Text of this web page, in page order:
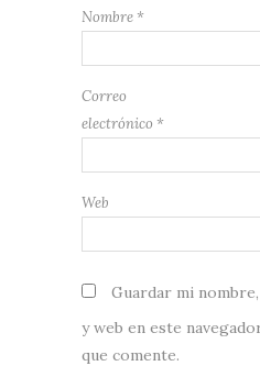
Nombre *
Correo
electrónico *
Web
Guardar mi
y web en este
que comente.